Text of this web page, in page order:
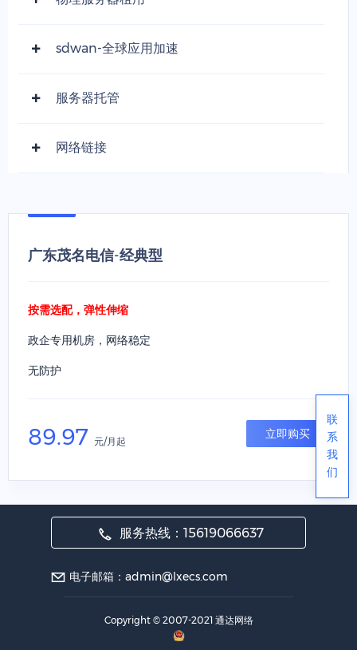
sdwan-全球应用加速
服务器托管
网络链接
广东茂名电信-经典型
按需选配，弹性伸缩
政企专用机房，网络稳定
无防护
89.97 元/月起
立即购买
服务热线：15619066637
电子邮箱：admin@lxecs.com
Copyright © 2007-2021 通达网络
联
系
我
们